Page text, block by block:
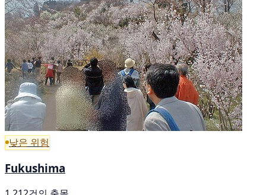
낮은 위험
Fukushima